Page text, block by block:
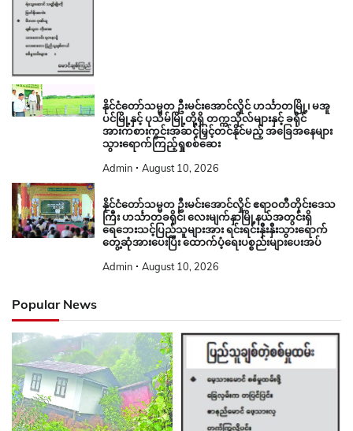
နိုင်ငံတော်သမ္မတ ဦးမင်းအောင်လှိုင် ဟင်္သာတမြို့၊ မအူ
ပင်မြို့နှင့် ပုသိမ်မြို့တို့ရှိ တက္ကသိုလ်များနှင့် ခရိုင်
အားကစားကွင်းအဆင့်မြှင့်တင်နိုင်မည့် အခြေအနေများ
သွားရောက်ကြည့်ရှုစစ်ဆေး
Admin August 10, 2026
နိုင်ငံတော်သမ္မတ ဦးမင်းအောင်လှိုင် ဧရာဝတီတိုင်းဒေသ
ကြီး ဟင်္သာတခရိုင်၊ လေးမျက်နှာမြို့နယ်အတွင်းရှိ
ရေဘေးသင့်ပြည်သူများအား ရင်းရင်းနှီးနှီးသွားရောက်
တွေ့ဆုံအားပေးပြီး ထောက်ပံ့ရေးပစ္စည်းများပေးအပ်
Admin August 10, 2026
Popular News